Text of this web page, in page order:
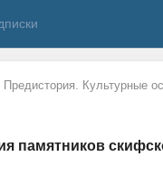
Культурные
памятников